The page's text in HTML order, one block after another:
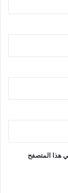
هذا المتصفح